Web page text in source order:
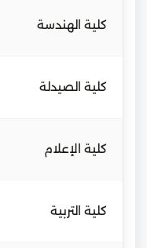
كلية الهندسة
كلية الصيدلة
كلية الإعلام
كلية التربية